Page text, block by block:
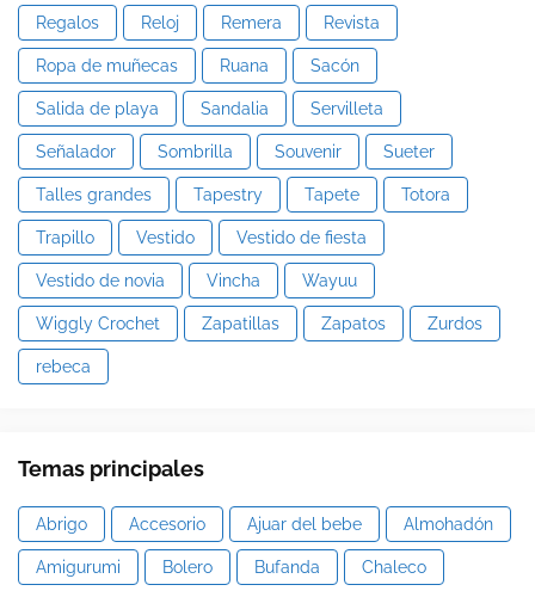
Regalos Reloj Remera Revista
Ropa de muñecas Ruana Sacón
Salida de playa Sandalia Servilleta
Señalador Sombrilla Souvenir Sueter
Talles grandes Tapestry Tapete Totora
Trapillo Vestido Vestido de fiesta
Vestido de novia Vincha Wayuu
Wiggly Crochet Zapatillas Zapatos Zurdos
rebeca
Temas principales
Abrigo Accesorio Ajuar del bebe Almohadón
Amigurumi Bolero Bufanda Chaleco